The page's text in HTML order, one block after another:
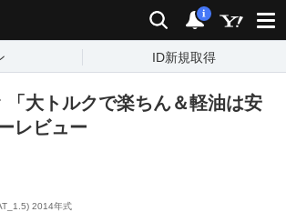
検索 通知
i
ID新規取得
「大トルクで楽ちん＆軽油は安
レビュー
2014年式